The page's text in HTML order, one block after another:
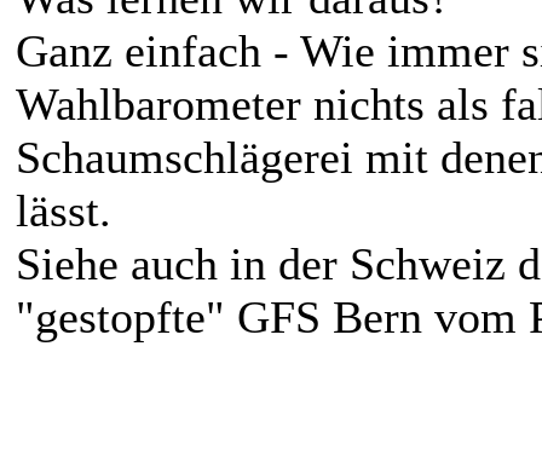
Ganz einfach - Wie immer
Wahlbarometer nichts als
Schaumschlägerei mit
lässt.
Siehe auch in der Schweiz
"gestopfte" GFS Bern vom